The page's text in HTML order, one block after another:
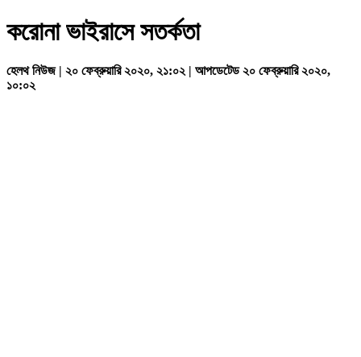
করোনা ভাইরাসে সতর্কতা
হেলথ নিউজ | ২০ ফেব্রুয়ারি ২০২০, ২১:০২ | আপডেটেড ২০ ফেব্রুয়ারি ২০২০,
১০:০২